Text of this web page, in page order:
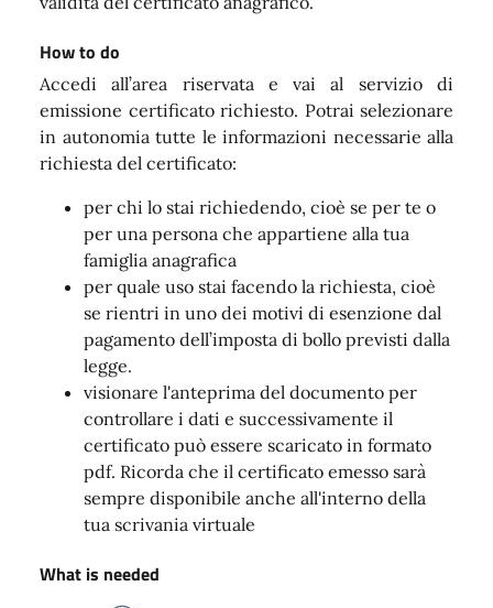
How to do
Accedi all’area riservata e vai al servizio di
emissione certificato richiesto. Potrai selezionare
in autonomia tutte le informazioni necessarie alla
richiesta del certificato:
per chi lo stai richiedendo, cioè se per te o
per una persona che appartiene alla tua
famiglia anagrafica
per quale uso stai facendo la richiesta, cioè
se rientri in uno dei motivi di esenzione dal
pagamento dell’imposta di bollo previsti dalla
legge.
visionare l'anteprima del documento per
controllare i dati e successivamente il
certificato può essere scaricato in formato
pdf. Ricorda che il certificato emesso sarà
sempre disponibile anche all'interno della
tua scrivania virtuale
What is needed